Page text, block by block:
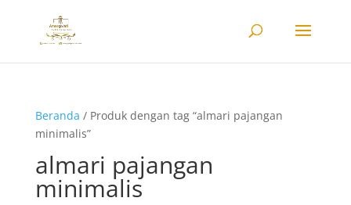
Beranda / Produk dengan tag “almari pajangan
minimalis”
almari pajangan
minimalis